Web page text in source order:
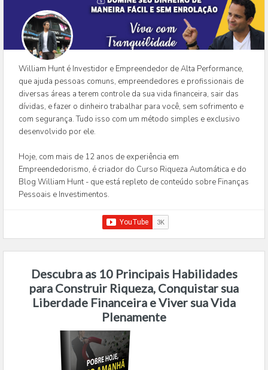
William Hunt é Investidor e Empreendedor de Alta Performance,
que ajuda pessoas comuns, empreendedores e profissionais de
diversas áreas a terem controle da sua vida financeira, sair das
dívidas, e fazer o dinheiro trabalhar para você, sem sofrimento e
com segurança. Tudo isso com um método simples e exclusivo
desenvolvido por ele.
Hoje, com mais de 12 anos de experiência em
Empreendedorismo, é criador do Curso Riqueza Automática e do
Blog William Hunt - que está repleto de conteúdo sobre Finanças
Pessoais e Investimentos.
Descubra as 10 Principais Habilidades
para Construir Riqueza, Conquistar sua
Liberdade Financeira e Viver sua Vida
Plenamente